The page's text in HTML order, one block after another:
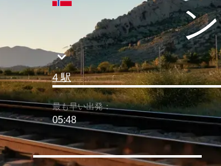
ン
4 駅
最も早い出発：
05:48